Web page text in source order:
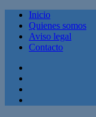
Inicio
Quienes somos
Aviso legal
Contacto